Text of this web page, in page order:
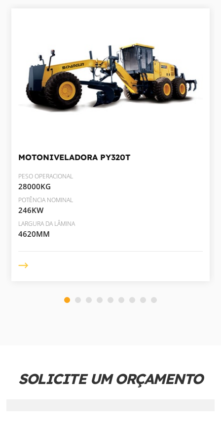
MOTONIVELADORA PY320T
PESO OPERACIONAL
28000KG
POTÊNCIA NOMINAL
246KW
LARGURA DA LÂMINA
4620MM
SOLICITE UM ORÇAMENTO